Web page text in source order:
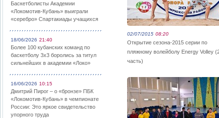
Баскетболисты Академии
«Локомотив-Кубань» выиграли
«серебро» Спартакиады учащихся
18/06/2026 21:40
Более 100 кубанских команд по
баскетболу 3х3 боролись за титул
сильнейших в академии «Локо»
16/06/2026 10:15
Дмитрий Пирог – о «бронзе» ПБК
«Локомотив-Кубань» в чемпионате
России: Это яркое свидетельство
упорного труда
02/07/2015 08:20
Открытие сезона-2015 серии по
пляжному волейболу Energy Volley
часть)